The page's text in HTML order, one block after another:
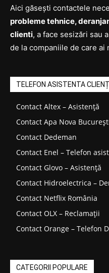
Aici găsești contactele
probleme tehnice,
clienti, a face sesizări sau
de la companiile de care ai
TELEFON ASISTENTA
Contact Altex – Asistență
Contact Apa Nova
Contact Dedeman
Contact Enel – Telefon
Contact Glovo – Asistență
Contact Hidroelectrica –
Contact Netflix România
Contact OLX – Reclamații
Contact Orange – Telefon
CATEGORII POPULARE